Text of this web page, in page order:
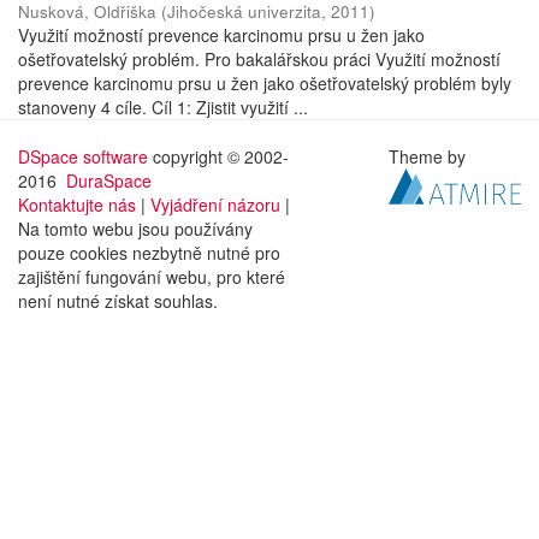
Nusková, Oldřiška (Jihočeská univerzita, 2011)
Využití možností prevence karcinomu prsu u žen jako
ošetřovatelský problém. Pro bakalářskou práci Využití možností
prevence karcinomu prsu u žen jako ošetřovatelský problém byly
stanoveny 4 cíle. Cíl 1: Zjistit využití ...
DSpace software copyright © 2002-
2016 DuraSpace
Kontaktujte nás | Vyjádření názoru |
Na tomto webu jsou používány
pouze cookies nezbytně nutné pro
zajištění fungování webu, pro které
není nutné získat souhlas.
Theme by